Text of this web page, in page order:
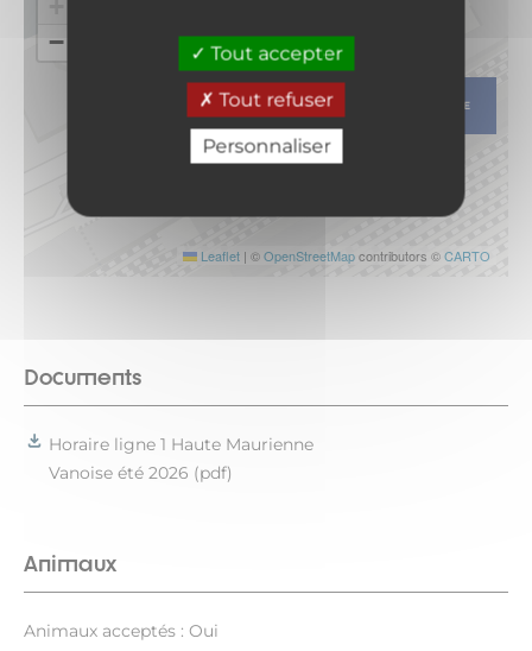
Tout accepter
Tout refuser
Personnaliser
−
Leaflet | ©OpenStreetMapcontributors ©CARTO
ITINÉRAIRE
Documents
Horaire ligne 1 Haute Maurienne
Vanoise été 2026 (pdf)
Animaux
Animaux acceptés : Oui